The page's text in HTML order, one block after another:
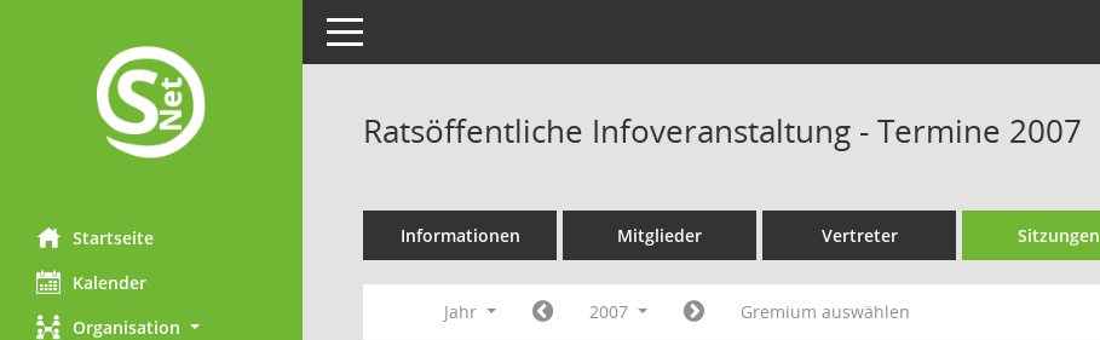
Startseite
Kalender
Organisation
Toggle navigation
Ratsöffentliche Infoveranstaltung - Termine 2007
Informationen Mitglieder Vertreter Sitzungen
Jahr 2007 Gremium auswählen